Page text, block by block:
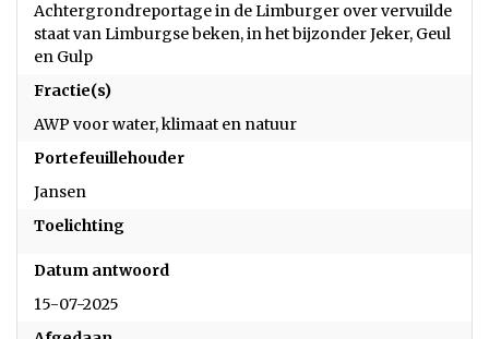
Achtergrondreportage in de Limburger over vervuilde
staat van Limburgse beken, in het bijzonder Jeker, Geul
en Gulp
Fractie(s)
AWP voor water, klimaat en natuur
Portefeuillehouder
Jansen
Toelichting
Datum antwoord
15-07-2025